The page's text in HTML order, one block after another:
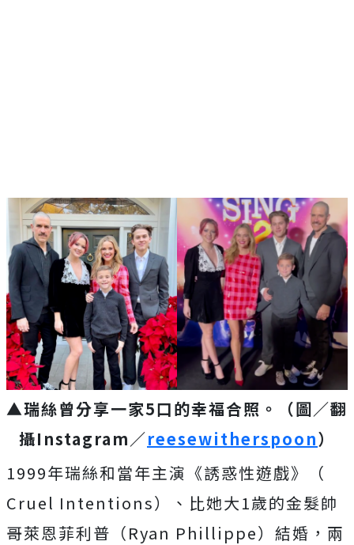
▲瑞絲曾分享一家5口的幸福合照。（圖／翻
攝Instagram／reesewitherspoon）
1999年瑞絲和當年主演《誘惑性遊戲》（
Cruel Intentions）、比她大1歲的金髮帥
哥萊恩菲利普（Ryan Phillippe）結婚，兩